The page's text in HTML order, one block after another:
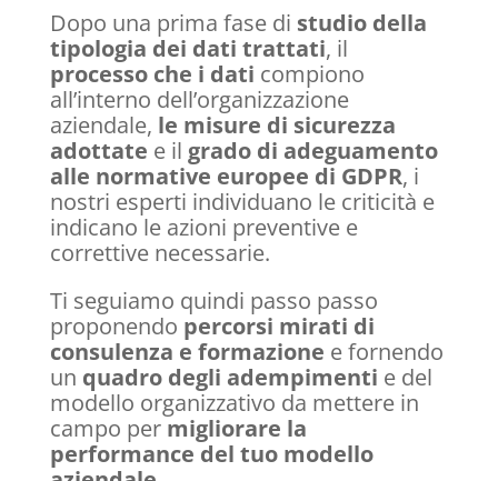
Dopo una prima fase di studio della
tipologia dei dati trattati, il
processo che i dati compiono
all’interno dell’organizzazione
aziendale, le misure di sicurezza
adottate e il grado di adeguamento
alle normative europee di GDPR, i
nostri esperti individuano lecriticità e
indicano le azioni preventive e
correttive necessarie.
Ti seguiamo quindi passo passo
proponendo percorsi mirati di
consulenza e formazione e fornendo
un quadro degli adempimenti e del
modello organizzativo da mettere in
campo per migliorare la
performance del tuo modello